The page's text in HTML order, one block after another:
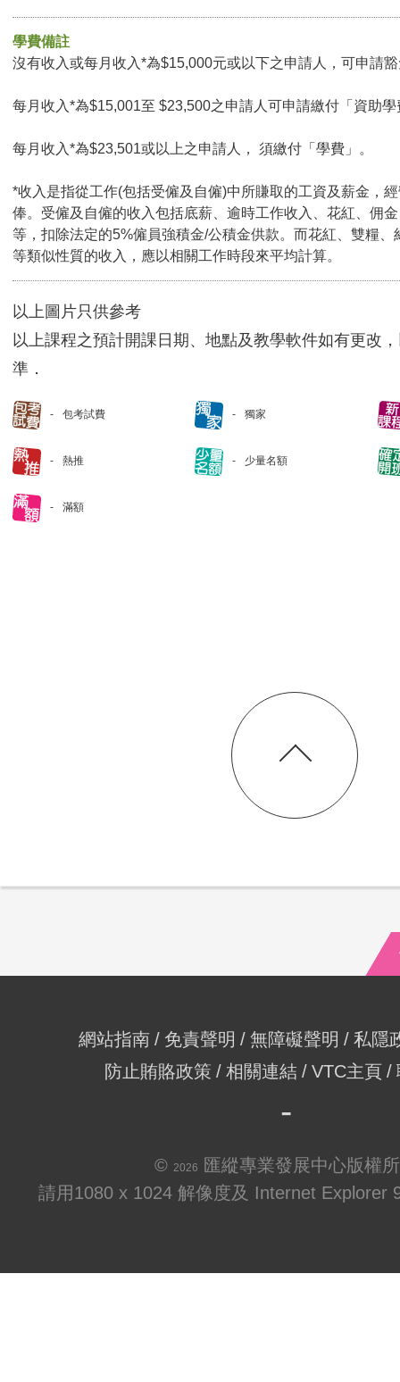
學費備註
沒有收入或每月收入*為$15,000元或以下之申請人，可申請
每月收入*為$15,001至 $23,500之申請人可申請繳付「資助學
每月收入*為$23,501或以上之申請人， 須繳付「學費」。
*收入是指從工作(包括受僱及自僱)中所賺取的工資及薪金，
俸。受僱及自僱的收入包括底薪、逾時工作收入、花紅、佣
等，扣除法定的5%僱員強積金/公積金供款。而花紅、雙糧、
等類似性質的收入，應以相關工作時段來平均計算。
以上圖片只供參考
以上課程之預計開課日期、地點及教學軟件如有更改
準．
包考試費 獨家
熱推 少量名額
滿額
網站指南 免責聲明 無障礙聲明
私隱
防止賄賂政策
相關連結 VTC主頁
© 2026
匯縱專業發展中心版權
請用1080 x 1024 解像度及 Internet Explorer